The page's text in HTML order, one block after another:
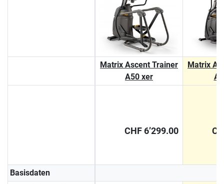
Matrix Ascent Trainer
A50 xer
Matrix
CHF 6’299.00
Basisdaten